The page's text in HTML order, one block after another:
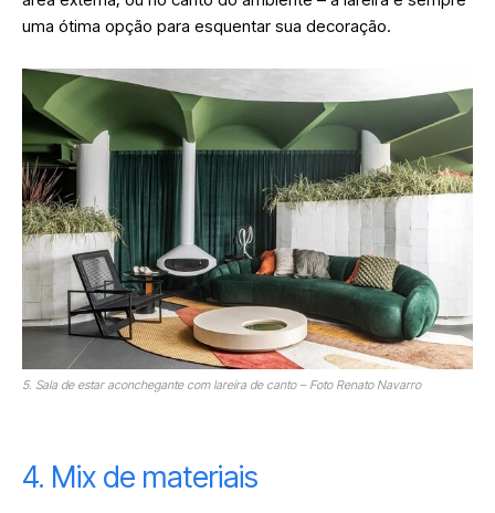
uma ótima opção para esquentar sua decoração.
5. Sala de estar aconchegante com lareira de canto – Foto Renato Navarro
4. Mix de materiais